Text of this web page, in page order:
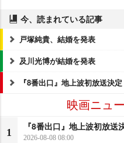
今、読まれている記事
戸塚純貴、結婚を発表
及川光博が結婚を発表
『8番出口』地上波初放送決定
映画ニュ
1
『8番出口』地上波初放送
2026-08-08 08:00